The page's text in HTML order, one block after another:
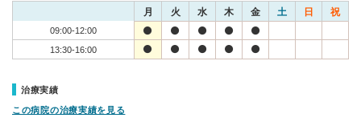
月 火 水 木 金 土 日 祝
09:00-12:00
13:30-16:00
治療実績
この病院の治療実績を見る